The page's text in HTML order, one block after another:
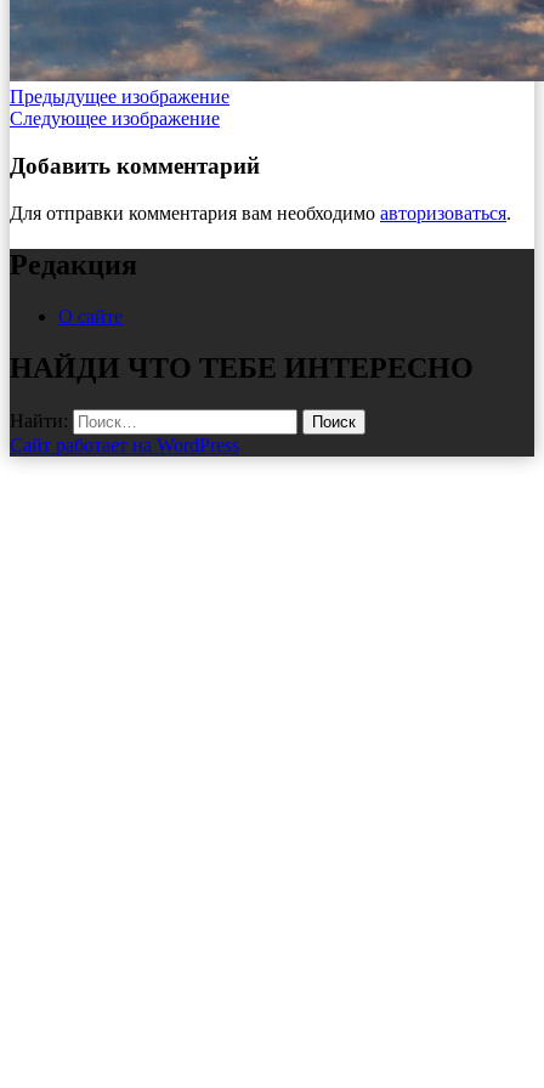
Предыдущее изображение
Следующее изображение
Добавить комментарий
Для отправки комментария вам необходимо авторизоваться.
Редакция
О сайте
НАЙДИ ЧТО ТЕБЕ ИНТЕРЕСНО
Найти:
Сайт работает на WordPress